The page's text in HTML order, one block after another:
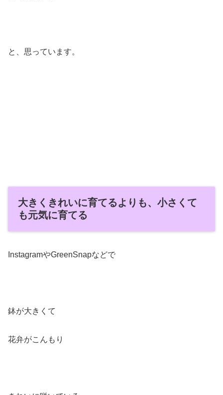
と、思っています。
大きくきれいに育てるよりも、小さくて
も元気に育てる
InstagramやGreenSnapなどで
鉢が大きくて
花弁がこんもり